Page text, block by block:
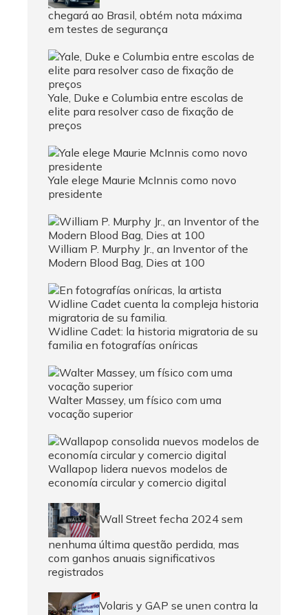
chegará ao Brasil, obtém nota máxima
em testes de segurança
Yale, Duke e Columbia entre escolas de
elite para resolver caso de fixação de
preços
Yale elege Maurie McInnis como novo
presidente
William P. Murphy Jr., an Inventor of the
Modern Blood Bag, Dies at 100
Widline Cadet: la historia migratoria de su
familia en fotografías oníricas
Walter Massey, um físico com uma
vocação superior
Wallapop lidera nuevos modelos de
economía circular y comercio digital
Wall Street fecha 2024 sem
nenhuma última questão perdida, mas
com ganhos anuais significativos
registrados
Volaris y GAP se unen contra la